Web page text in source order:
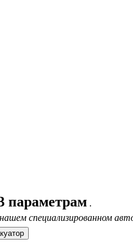
.
специализированном
эвакуатор